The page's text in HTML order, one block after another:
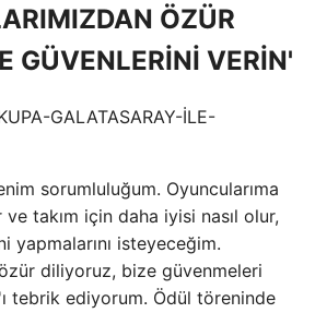
ÖZÜR
GÜVENLERİNİ VERİN'
sorumluluğum. Oyuncularıma
takım için daha iyisi nasıl olur,
yapmalarını isteyeceğim.
diliyoruz, bize güvenmeleri
tebrik ediyorum. Ödül töreninde